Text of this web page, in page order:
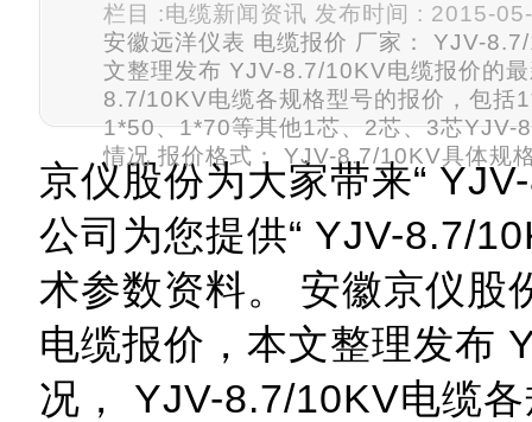
栏目 :电缆新闻资讯 发布时间 : 2015-
安徽远洋仪表 电缆报价 厂家： YJV-
文整理发布 YJV-8.7/10KV电缆报价的
8.7/10KV电缆各规格型号的报价，包括
1*50、1*70等其他1芯、2芯、3芯YJV-
情况 报价格式： YJV-8.7/10KV具体规
京仪股份为大家带来“
公司为您提供“ YJV-8.7/
术参数资料。 安徽京仪股
电缆报价，本文整理发布
况， YJV-8.7/10KV电缆